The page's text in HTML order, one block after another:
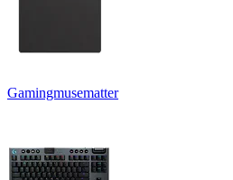
Gamingmusematter